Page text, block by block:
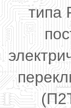
типа